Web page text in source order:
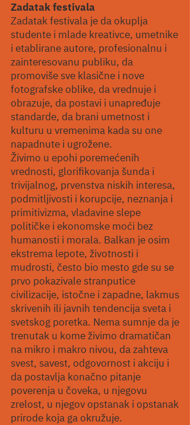
Zadatak festivala
Zadatak festivala je da okuplja
studente i mlade kreativce, umetnike
i etablirane autore, profesionalnu i
zainteresovanu publiku, da
promoviše sve klasične i nove
fotografske oblike, da vrednuje i
obrazuje, da postavi i unapređuje
standarde, da brani umetnost i
kulturu u vremenima kada su one
napadnute i ugrožene.
Živimo u epohi poremećenih
vrednosti, glorifikovanja šunda i
trivijalnog, prvenstva niskih interesa,
podmitljivosti i korupcije, neznanja i
primitivizma, vladavine slepe
političke i ekonomske moći bez
humanosti i morala. Balkan je osim
ekstrema lepote, životnosti i
mudrosti, često bio mesto gde su se
prvo pokazivale stranputice
civilizacije, istočne i zapadne, lakmus
skrivenih ili javnih tendencija sveta i
svetskog poretka. Nema sumnje da je
trenutak u kome živimo dramatičan
na mikro i makro nivou, da zahteva
svest, savest, odgovornost i akciju i
da postavlja konačno pitanje
poverenja u čoveka, u njegovu
zrelost, u njegov opstanak i opstanak
prirode koja ga okružuje.